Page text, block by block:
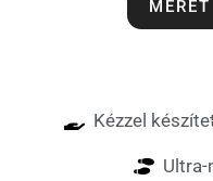
-
b
Kézzel